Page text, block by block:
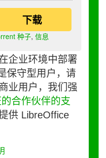
下载
种子, 信息
企业环境中部署
保守型用户，请
业用户，我们强
合作伙伴的支
供 LibreOffice